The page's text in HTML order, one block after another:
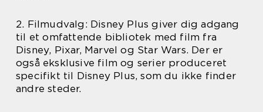
2. Filmudvalg: Disney Plus giver dig adgang
til et omfattende bibliotek med film fra
Disney, Pixar, Marvel og Star Wars. Der er
også eksklusive film og serier produceret
specifikt til Disney Plus, som du ikke finder
andre steder.